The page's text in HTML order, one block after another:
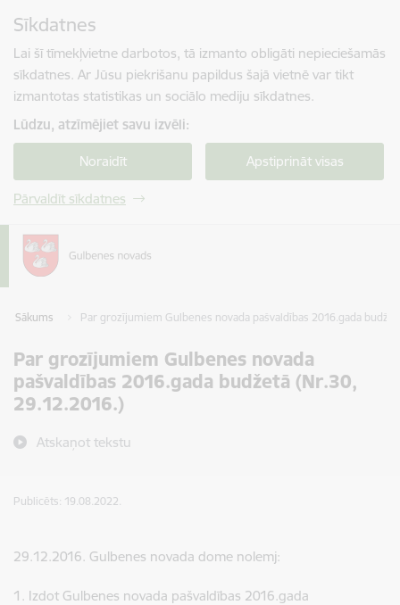
Sīkdatnes
Lai šī tīmekļvietne darbotos, tā izmanto obligāti nepieciešamās
sīkdatnes. Ar Jūsu piekrišanu papildus šajā vietnē var tikt
izmantotas statistikas un sociālo mediju sīkdatnes.
Lūdzu, atzīmējiet savu izvēli:
Noraidīt Apstiprināt visas
Pārvaldīt sīkdatnes
Sākums Par grozījumiem Gulbenes novada pašvaldības 2016.gada
Par grozījumiem Gulbenes novada
pašvaldības 2016.gada budžetā (Nr.30,
29.12.2016.)
Atskaņot tekstu
Publicēts: 19.08.2022.
29.12.2016. Gulbenes novada dome nolemj:
1. Izdot Gulbenes novada pašvaldības 2016.gada